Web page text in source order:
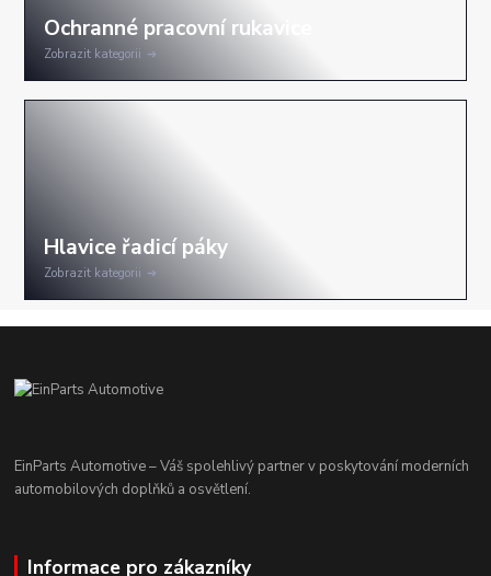
Zobrazit kategorii
Zobrazit kategorii
EinParts Automotive – Váš spolehlivý partner v poskytování moderních
automobilových doplňků a osvětlení.
Informace pro zákazníky